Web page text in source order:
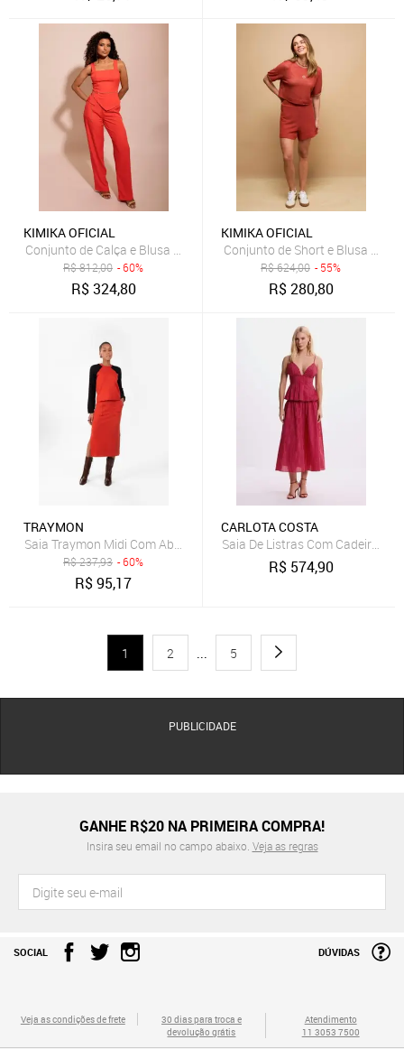
KIMIKA OFICIAL
Conjunto de Calça e Blusa Assimétrica Vermelho
R$812,00 - 60%
R$324,80
KIMIKA OFICIAL
Conjunto de Short e Blusa
R$624,00 - 55%
R$280,80
TRAYMON
Saia Traymon Midi Com Abertura Lateral Terracota
R$237,93 - 60%
R$95,17
CARLOTA COSTA
Saia De Listras Com Cadeirão
R$ 574,90
1 2 ... 5
PUBLICIDADE
GANHE R$20 NA PRIMEIRA COMPRA!
Insira seu email no campo abaixo. Veja as regras
SOCIAL DÚVIDAS
Veja as condições de frete
30 dias para troca e
devolução grátis
Atendimento
11 3053 7500